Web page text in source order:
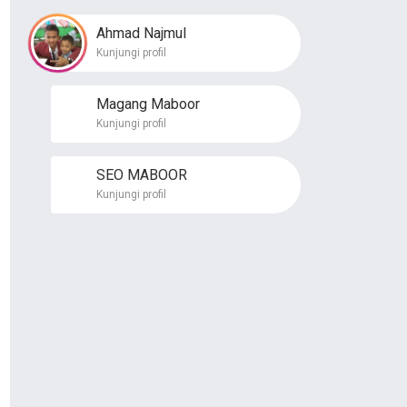
Ahmad Najmul
Kunjungi profil
Magang Maboor
Kunjungi profil
SEO MABOOR
Kunjungi profil